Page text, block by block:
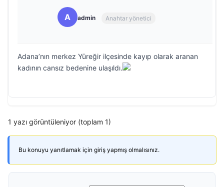
A admin Anahtar yönetici
Adana’nın merkez Yüreğir ilçesinde kayıp olarak aranan
kadının cansız bedenine ulaşıldı.
1 yazı görüntüleniyor (toplam 1)
Bu konuyu yanıtlamak için giriş yapmış olmalısınız.